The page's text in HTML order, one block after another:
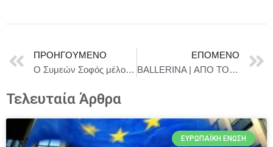
ΠΡΟΗΓΟΎΜΕΝΟ
Ο Συμεών Σοφός μέλος της Ε.Σ.Ε.Τ. κέρδισε το 1ο βραβείο σε διεθνή διαγωνισμό (Καλύτερης Ελληνικής Μυθικής Ταινίας)
ΕΠΌΜΕΝΟ
BALLERINA | ΑΠΟ ΤΟΝ ΚΟΣΜΟ ΤΟΥ JOHN WICK – 5 Ιουνίου στους κινηματογράφους
Τελευταία Άρθρα
ΕΥΡΩΠΑΪΚΉ ΈΝΩΣΗ